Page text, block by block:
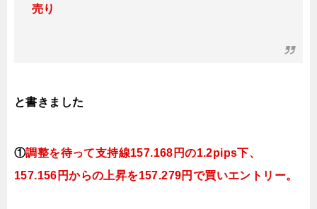
売り
と書きました
①調整を待って支持線157.168円の1.2pips下、
157.156円からの上昇を157.279円で買いエントリー。